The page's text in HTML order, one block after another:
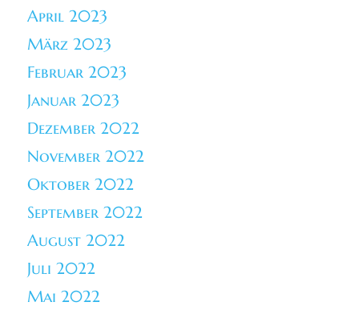
April 2023
März 2023
Februar 2023
Januar 2023
Dezember 2022
November 2022
Oktober 2022
September 2022
August 2022
Juli 2022
Mai 2022